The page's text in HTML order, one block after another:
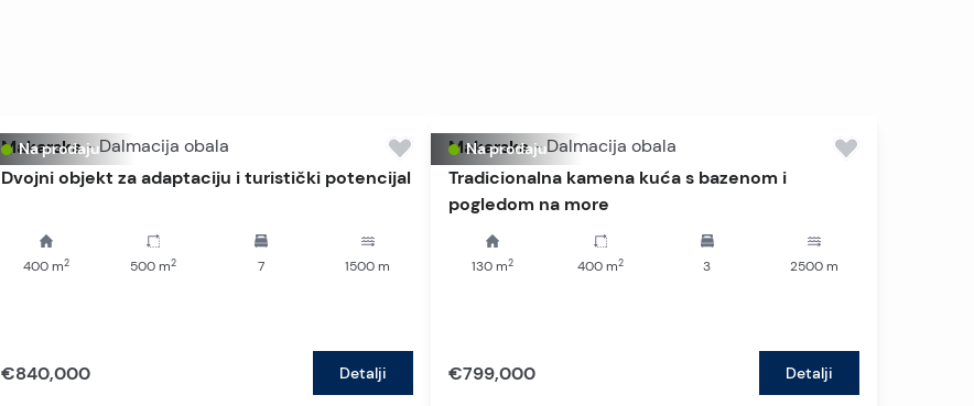
Na prodaju
Makarska - Dalmacija obala
Dvojni objekt za adaptaciju i turistički potencijal
400m2 500 m2 7 1500 m
€840,000 Detalji
Na prodaju
Makarska - Dalmacija obala
Tradicionalna kamena kuća s bazenom i
pogledom na more
130 m2 400m2 3 2500 m
€799,000 Detalji